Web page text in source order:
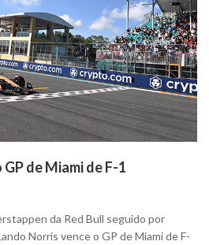
de Miami de F-1
da Red Bull seguido por
Norris vence o GP de Miami de F-